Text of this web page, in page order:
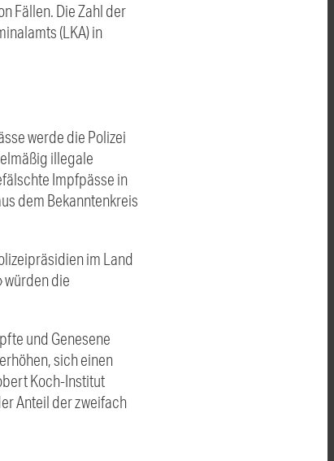
Fällen. Die Zahl der
(LKA) in
werde die Polizei
illegale
Impfpässe in
dem Bekanntenkreis
im Land
würden die
und Genesene
sich einen
Koch-Institut
Anteil der zweifach